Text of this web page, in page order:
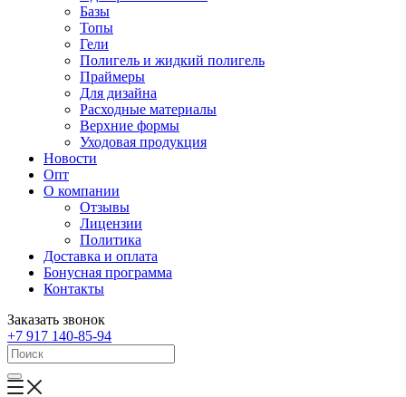
Базы
Топы
Гели
Полигель и жидкий полигель
Праймеры
Для дизайна
Расходные материалы
Верхние формы
Уходовая продукция
Новости
Опт
О компании
Отзывы
Лицензии
Политика
Доставка и оплата
Бонусная программа
Контакты
Заказать звонок
+7 917 140-85-94